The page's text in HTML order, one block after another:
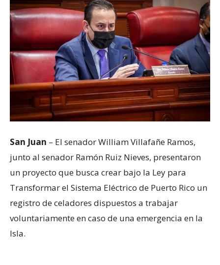
San Juan – El senador William Villafañe Ramos,
junto al senador Ramón Ruiz Nieves, presentaron
un proyecto que busca crear bajo la Ley para
Transformar el Sistema Eléctrico de Puerto Rico un
registro de celadores dispuestos a trabajar
voluntariamente en caso de una emergencia en la
Isla.